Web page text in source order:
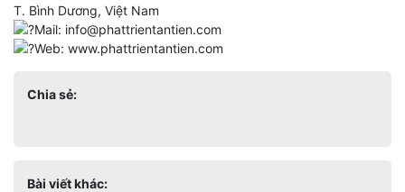
T. Bình Dương, Việt Nam
Mail: info@phattrientantien.com
Web: www.phattrientantien.com
Chia sẻ:
Bài viết khác: